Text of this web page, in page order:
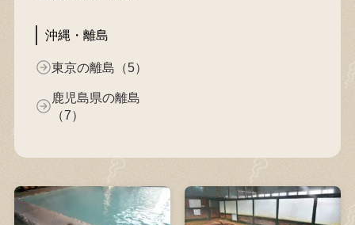
沖縄・離島
東京の離島（5）
鹿児島県の離島
（7）